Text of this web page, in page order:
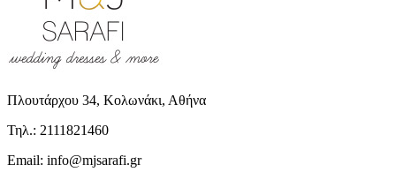
Πλουτάρχου 34, Κολωνάκι, Αθήνα
Τηλ.: 2111821460
Email: info@mjsarafi.gr